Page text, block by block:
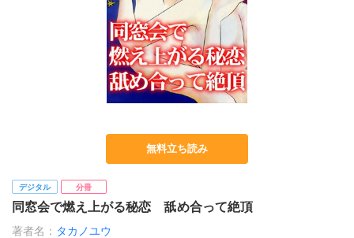
無料立ち読み
デジタル 分冊
同窓会で燃え上がる秘恋 舐め合って絶頂
著者名： タカノユウ